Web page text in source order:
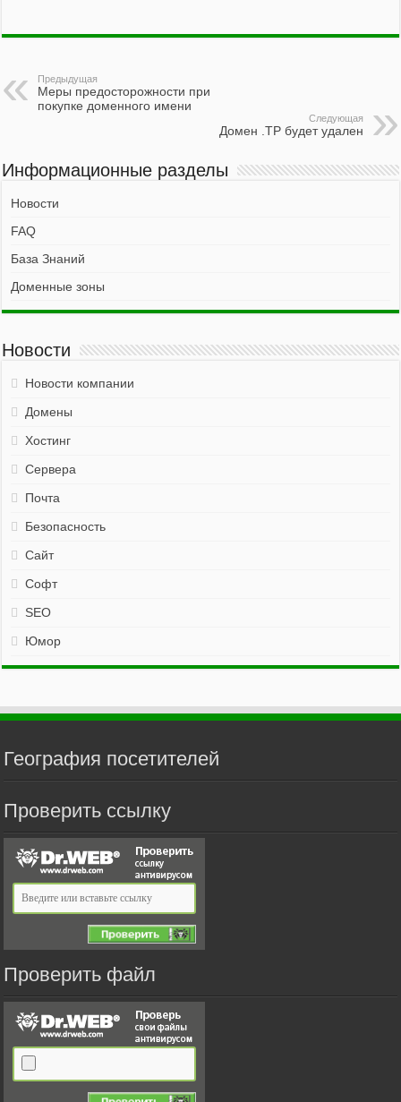
Предыдущая
Меры предосторожности при
покупке доменного имени
Следующая
Домен .TP будет удален
Информационные разделы
Новости
FAQ
База Знаний
Доменные зоны
Новости
Новости компании
Домены
Хостинг
Сервера
Почта
Безопасность
Сайт
Софт
SEO
Юмор
География посетителей
Проверить ссылку
Проверить файл